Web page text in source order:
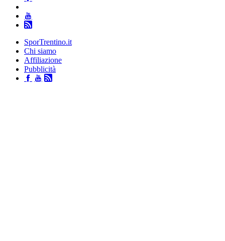
SporTrentino.it
Chi siamo
Affiliazione
Pubblicità